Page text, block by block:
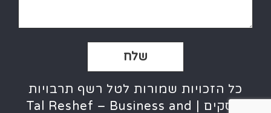
Alternative:
כל הזכויות שמורות לטל רשף תרבויות
ועסקים | Tal Reshef – Business and